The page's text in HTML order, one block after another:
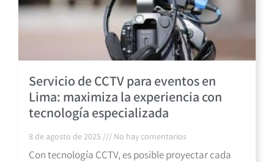
Servicio de CCTV para eventos en
Lima: maximiza la experiencia con
tecnología especializada
8 de agosto de 2025 No hay comentarios
Con tecnología CCTV, es posible proyectar cada